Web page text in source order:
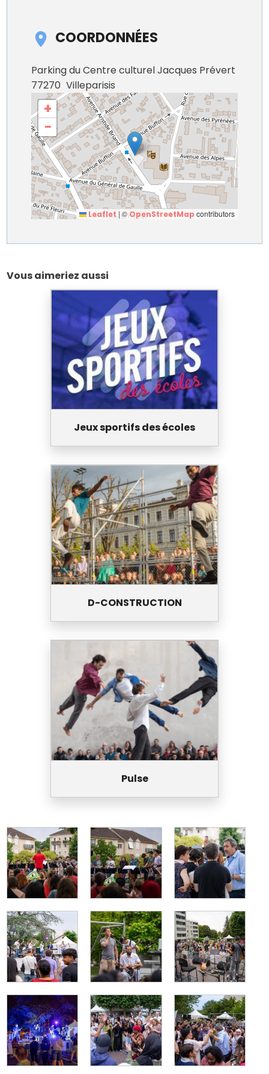
COORDONNÉES
Parking du Centre culturel Jacques Prévert
77270 Villeparisis
+
−
Leaflet |©OpenStreetMap contributors
Vous aimeriez aussi
Jeux sportifs des écoles
D-CONSTRUCTION
Pulse